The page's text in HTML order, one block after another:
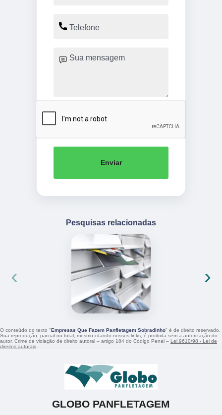
Enviar
Pesquisas relacionadas
‹ ›
O conteúdo do texto "Empresas Que Fazem Panfletagem Sobradinho" é de direito reservado.
Sua reprodução, parcial ou total, mesmo citando nossos links, é proibida sem a autorização do
autor. Crime de violação de direito autoral – artigo 184 do Código Penal – Lei 9610/98 - Lei de
direitos autorais.
GLOBO PANFLETAGEM